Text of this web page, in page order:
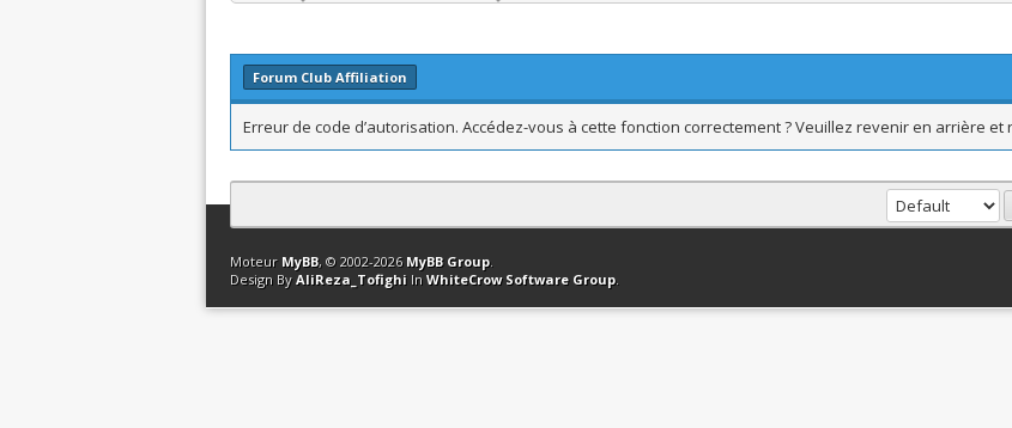
Forum Club Affiliation
Erreur de code d’autorisation. Accédez-vous à cette fonction correctement ? Veuillez revenir en arrière et
Contact Club Affiliation Retourner en haut Version bas-débit (Archivé) Syndication RSS
Moteur MyBB, © 2002-2026 MyBB Group.
Design By AliReza_Tofighi In WhiteCrow Software Group.